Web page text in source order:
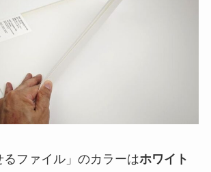
るファイル」のカラーはホワイト